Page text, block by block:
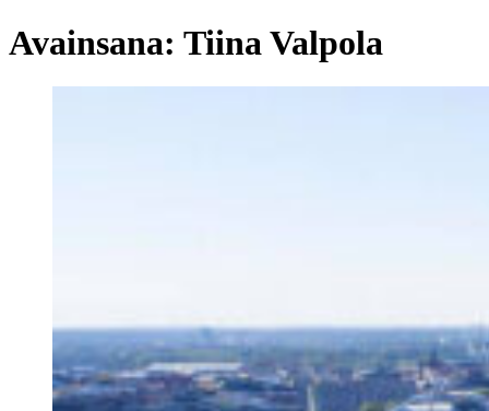
Avainsana: Tiina Valpola